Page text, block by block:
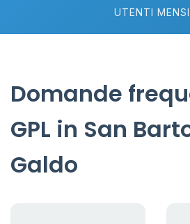
UTENTI
Domande
GPL in San
Galdo